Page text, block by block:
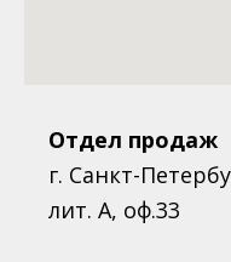
Отдел продаж
г. Санкт-
лит. А, оф.33